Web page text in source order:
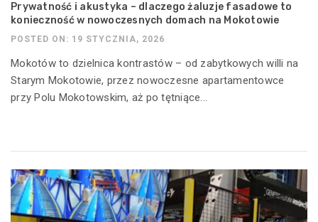
Prywatność i akustyka – dlaczego żaluzje fasadowe to
konieczność w nowoczesnych domach na Mokotowie
POSTED ON: 19 STYCZNIA, 2026
Mokotów to dzielnica kontrastów – od zabytkowych willi na
Starym Mokotowie, przez nowoczesne apartamentowce
przy Polu Mokotowskim, aż po tętniące...